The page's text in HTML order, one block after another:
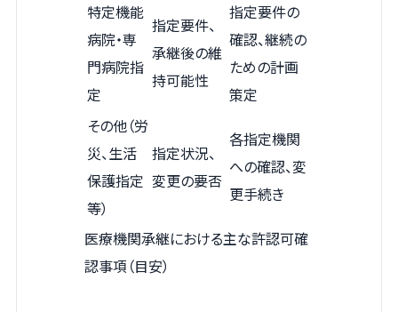
特定機能
病院・専
門病院指
定
指定要件、
承継後の維
持可能性
指定要件の
確認、継続の
ための計画
策定
その他（労
災、生活
保護指定
等）
指定状況、
変更の要否
各指定機関
への確認、変
更手続き
医療機関承継における主な許認可確
認事項（目安）